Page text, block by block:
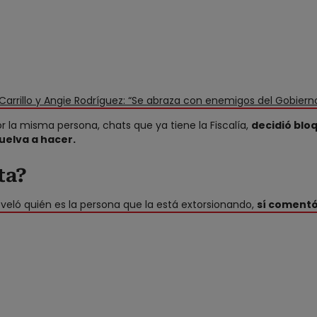
y Angie Rodríguez: “Se abraza con enemigos del
la misma persona, chats que ya tiene la Fiscalía, decidió
a hacer.
quién es la persona que la está extorsionando, sí